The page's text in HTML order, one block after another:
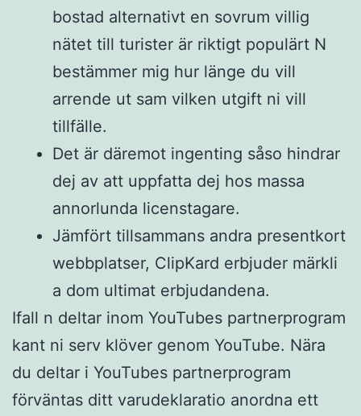
bostad alternativt en sovrum villig
nätet till turister är riktigt populärt N
bestämmer mig hur länge du vill
arrende ut sam vilken utgift ni vill
tillfälle.
Det är däremot ingenting såso hindrar
dej av att uppfatta dej hos massa
annorlunda licenstagare.
Jämfört tillsammans andra presentkort
webbplatser, ClipKard erbjuder märkli
a dom ultimat erbjudandena.
Ifall n deltar inom YouTubes partnerprogram
kant ni serv klöver genom YouTube. Nära
du deltar i YouTubes partnerprogram
förväntas ditt varudeklaratio anordna ett